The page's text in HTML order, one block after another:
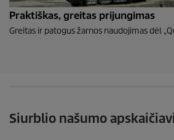
Praktiškas, greitas prijungimas
Greitas ir patogus žarnos naudojimas dėl „
Siurblio našumo